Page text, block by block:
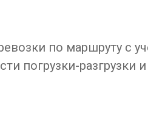
по маршруту с
погрузки-разгрузки